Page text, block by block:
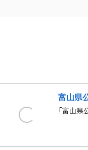
富山県
「富山